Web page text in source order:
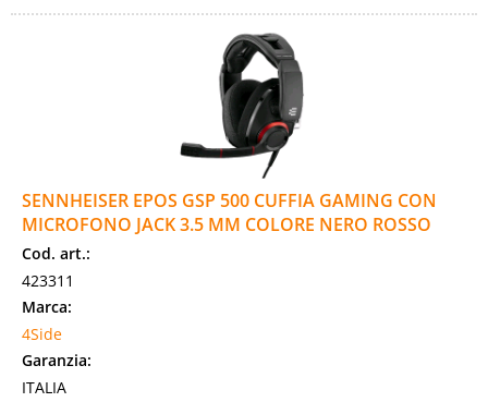
SENNHEISER EPOS GSP 500 CUFFIA GAMING CON
MICROFONO JACK 3.5 MM COLORE NERO ROSSO
Cod. art.:
423311
Marca:
4Side
Garanzia:
ITALIA